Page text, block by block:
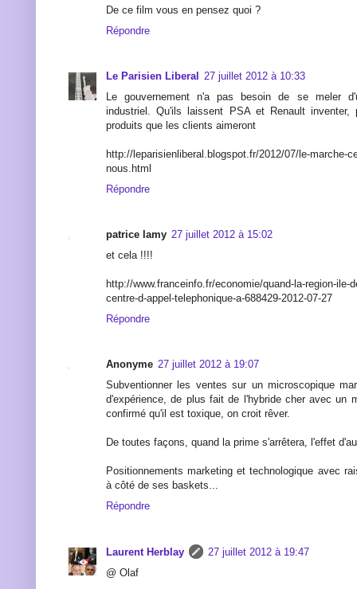
De ce film vous en pensez quoi ?
Répondre
Le Parisien Liberal 27 juillet 2012 à 10:33
Le gouvernement n'a pas besoin de se meler
industriel. Qu'ils laissent PSA et Renault inventer,
produits que les clients aimeront
http://leparisienliberal.blogspot.fr/2012/07/le-marche-
nous.html
Répondre
patrice lamy 27 juillet 2012 à 15:02
et cela !!!!
http://www.franceinfo.fr/economie/quand-la-region-ile-
centre-d-appel-telephonique-a-688429-2012-07-27
Répondre
Anonyme 27 juillet 2012 à 19:07
Subventionner les ventes sur un microscopique
d'expérience, de plus fait de l'hybride cher avec un
confirmé qu'il est toxique, on croit rêver.
De toutes façons, quand la prime s'arrêtera, l'effet
Positionnements marketing et technologique avec
à côté de ses baskets...
Répondre
Laurent Herblay
27 juillet 2012 à 19:47
@ Olaf